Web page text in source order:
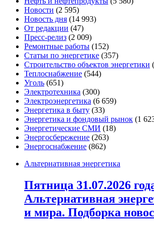
Новости (2 595)
Новость дня (14 993)
От редакции (47)
Пресс-релиз (2 009)
Ремонтные работы (152)
Статьи по энергетике (357)
Строительство объектов энергетики
Теплоснабжение (544)
Уголь (651)
Электротехника (300)
Электроэнергетика (6 659)
Энергетика в быту (33)
Энергетика и фондовый рынок (1
Энергетические СМИ (18)
Энергосбережение (263)
Энергоснабжение (862)
Альтернативная энергетика
Пятница 31.07.2026
Альтернативная
и мира. Подборка